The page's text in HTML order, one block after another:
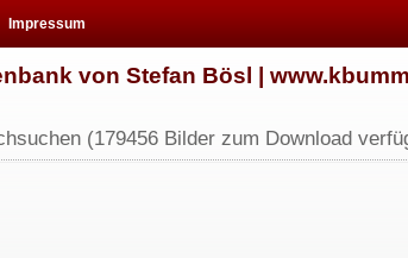
Impressum
von Stefan Bösl |
(179456 Bilder zum Download